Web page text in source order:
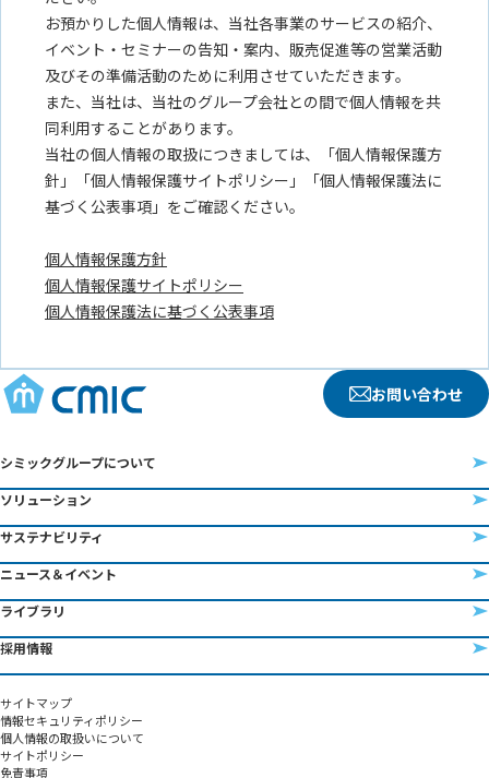
お問い合わせ
シミックグループについて
ソリューション
サステナビリティ
ニュース＆イベント
ライブラリ
採用情報
サイトマップ
情報セキュリティポリシー
個人情報の取扱いについて
サイトポリシー
免責事項